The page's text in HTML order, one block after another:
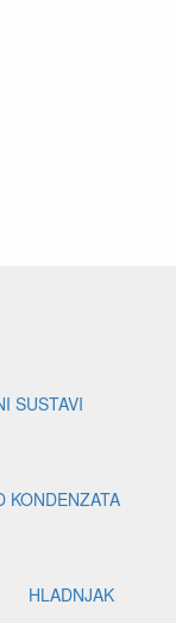
SUSTAVI
KONDENZATA
HLADNJAK